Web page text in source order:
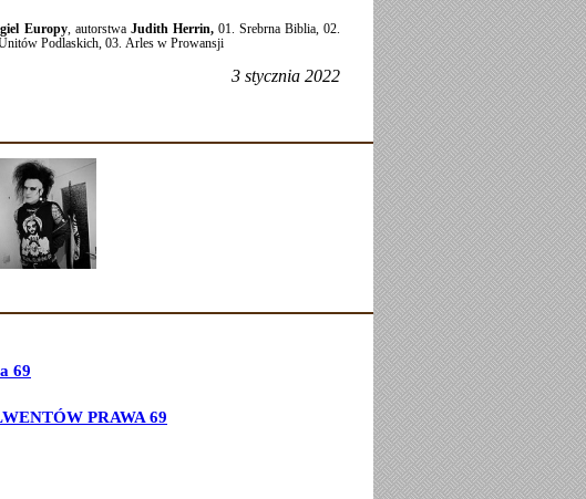
Europy, autorstwa Judith Herrin, 01. Srebrna Biblia,02.
Podlaskich, 03. Arles w Prowansji
3 stycznia 2022
69
PRAWA 69